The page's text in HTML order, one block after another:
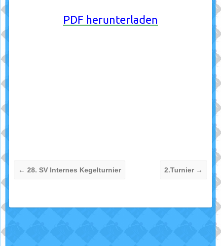
PDF herunterladen
← 28. SV Internes Kegelturnier 2.Turnier →